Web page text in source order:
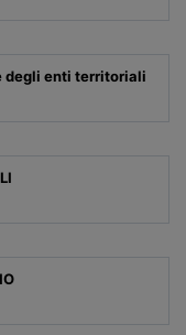
degli enti territoriali